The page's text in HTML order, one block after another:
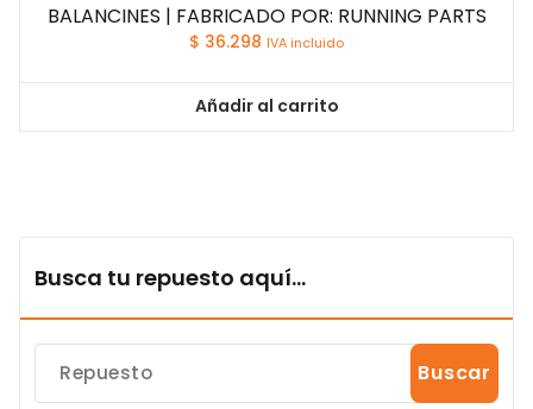
BALANCINES | FABRICADO POR: RUNNING PARTS
$ 36.298 IVA incluido
Añadir al carrito
Busca tu repuesto aquí...
Buscar